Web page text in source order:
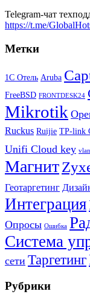
Telegram-чат
https://t.me/
Метки
1С Отель Aruba
FreeBSD FRONTDESK24
Mikrotik
Ruckus Ruijie TP-link
Unifi Cloud key vlan
Магнит
Геотаргетинг
Интеграция
Опросы Ошибка
Система
сети Таргетинг
Рубрики